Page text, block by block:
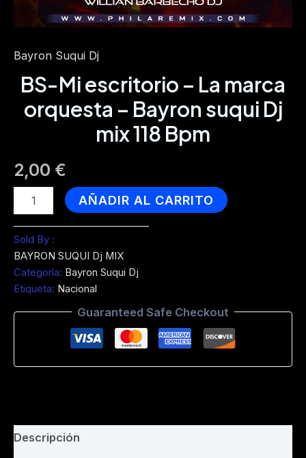
Bayron Suqui Dj
BS-Mi escritorio – La marca
orquesta – Bayron suqui Dj
mix 118 Bpm
2,00 €
-
marca
orquesta
-
suqui
Bpm
AÑADIR AL CARRITO
Sold By :
BAYRON SUQUI Dj MIX
Categoría: Bayron Suqui Dj
Etiqueta: Nacional
Guaranteed Safe Checkout
Descripción